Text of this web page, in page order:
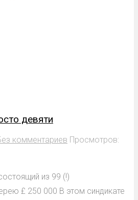
девяти
комментариев Просмотров:
из 99 (!)
£ 250 000 В этом синдикате